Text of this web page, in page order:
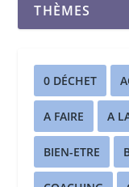
THÈMES
0 DÉCHET
A FAIRE A
BIEN-ETRE